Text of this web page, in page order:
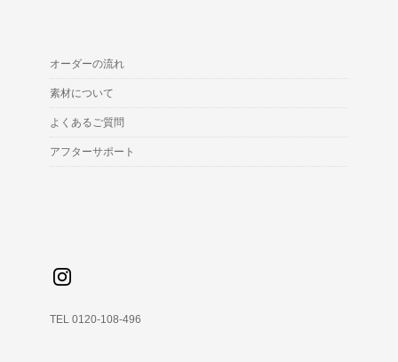
オーダーの流れ
素材について
よくあるご質問
アフターサポート
TEL 0120-108-496